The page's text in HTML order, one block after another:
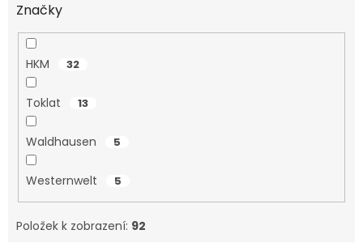
Značky
HKM 32
Toklat 13
Waldhausen 5
Westernwelt 5
Položek k zobrazení: 92